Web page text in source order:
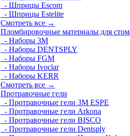
- Шприцы Escom
- Шприцы Estelite
Смотреть все →
Пломбировочные материалы для
- Наборы 3М
- Наборы DENTSPLY
- Наборы FGM
- Наборы Ivoclar
- Наборы KERR
Смотреть все →
Протравочные гели
- Протравочные гели 3М ESPE
- Протравочные гели Arkona
- Протравочные гели BISCO
- Протравочные гели Dentsply